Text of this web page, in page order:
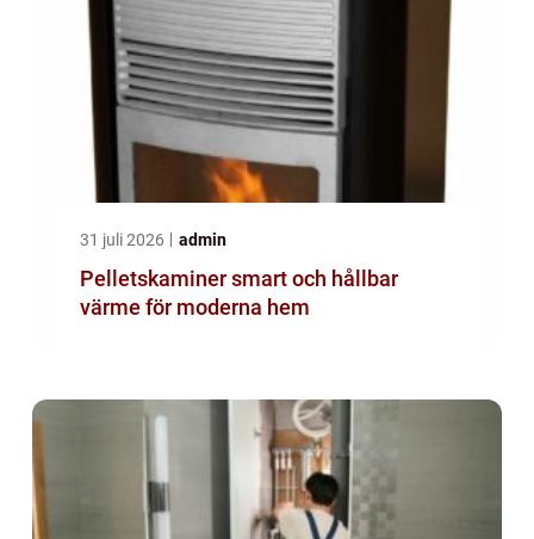
31 juli 2026 admin
Pelletskaminer smart och hållbar
värme för moderna hem